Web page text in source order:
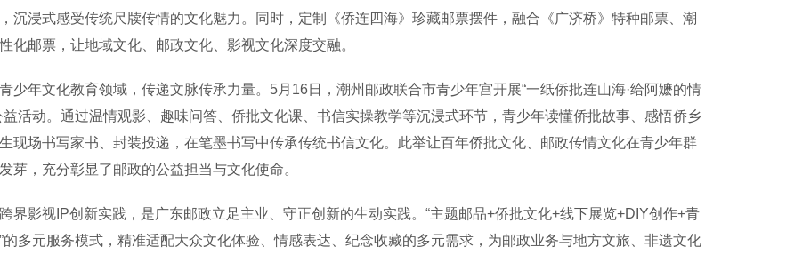
沉浸式感受传统尺牍传情的文化魅力。同时，定制《侨连四海》珍藏邮票摆件，融合《广济桥》特种邮票、潮
化邮票，让地域文化、邮政文化、影视文化深度交融。
年文化教育领域，传递文脉传承力量。5月16日，潮州邮政联合市青少年宫开展“一纸侨批连山海·给阿嬷的情
益活动。通过温情观影、趣味问答、侨批文化课、书信实操教学等沉浸式环节，青少年读懂侨批故事、感悟侨乡
现场书写家书、封装投递，在笔墨书写中传承传统书信文化。此举让百年侨批文化、邮政传情文化在青少年群
芽，充分彰显了邮政的公益担当与文化使命。
影视IP创新实践，是广东邮政立足主业、守正创新的生动实践。“主题邮品+侨批文化+线下展览+DIY创作+青
的多元服务模式，精准适配大众文化体验、情感表达、纪念收藏的多元需求，为邮政业务与地方文旅、非遗文化